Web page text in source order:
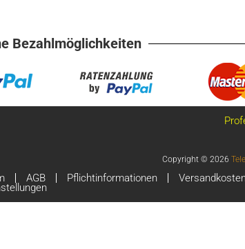
Bezahlmöglichkeiten
Copyright © 2026
AGB Pflichtinformationen